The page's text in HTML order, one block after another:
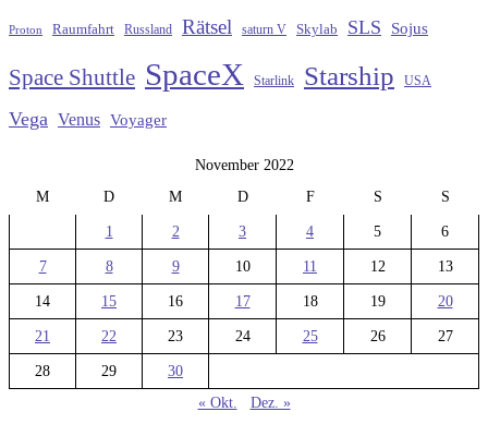
Proton Raumfahrt Russland Rätsel saturn V Skylab SLS Sojus
Space Shuttle SpaceX Starlink Starship USA
Vega Venus Voyager
November 2022
M
D M D F S S
1 2 3 4 5 6
7 8 9 10 11 12 13
14 15 16 17 18 19 20
21 22 23 24 25 26 27
28 29
30
« Okt.
Dez. »